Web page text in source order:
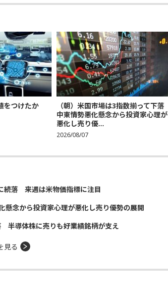
をつけたか
（朝）米国市場は3指数揃って下落
中東情勢悪化懸念から投資家心理が
悪化し売り優...
2026/08/07
続落 来週は米物価指標に注目
懸念から投資家心理が悪化し売り優勢の展開
半導体株に売りも好業績銘柄が支え
見る